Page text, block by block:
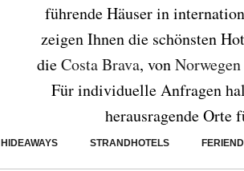
führende Häuser in
zeigen Ihnen die schönsten
dieCosta Brava, vonNorwegen
Für individuelle Anfragen
herausragende Orte
HIDEAWAYS STRANDHOTELS